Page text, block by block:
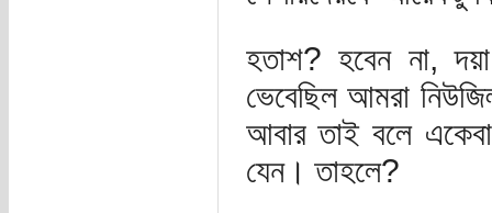
হতাশ? হবেন না,
ভেবেছিল আমরা
আবার তাই বলে
যেন। তাহলে?